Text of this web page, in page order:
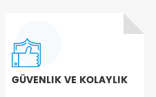
GÜVENLIK VE KOLAYLIK